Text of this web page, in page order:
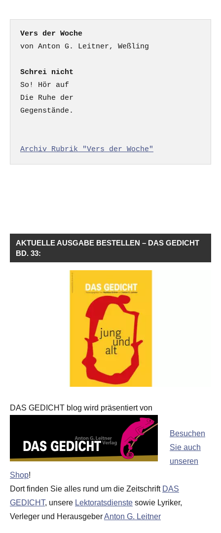
Vers der Woche
Schrei nicht
So! Hör auf
Die Ruhe der
Gegenstände.
Archiv Rubrik "Vers der Woche"
AKTUELLE AUSGABE BESTELLEN – DAS GEDICHT
BD. 33:
DAS GEDICHT blog wird präsentiert von
Besuchen
Sie auch
unseren
Shop!
Dort finden Sie alles rund um die Zeitschrift DAS
GEDICHT, unsere Lektoratsdienste sowie Lyriker,
Verleger und HerausgeberAnton G. Leitner